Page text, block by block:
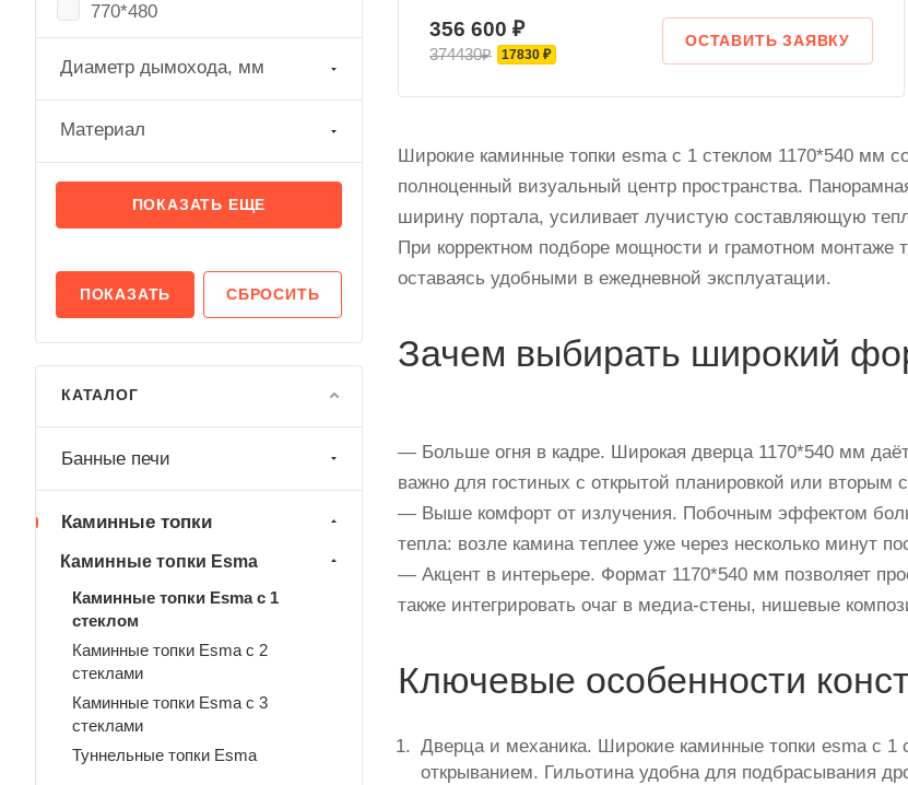
356 600 ₽
374430₽ 17830 ₽
ОСТАВИТЬ ЗАЯВКУ
Широкие каминные топки esma с 1 стеклом 1170*540 мм
полноценный визуальный центр пространства.
ширину портала, усиливает лучистую составляющую
При корректном подборе мощности и грамотном монтаже
оставаясь удобными в ежедневной эксплуатации.
Зачем выбирать широкий
— Больше огня в кадре. Широкая дверца 1170*540 мм
важно для гостиных с открытой планировкой или вторым
— Выше комфорт от излучения. Побочным эффектом
тепла: возле камина теплее уже через несколько минут
— Акцент в интерьере. Формат 1170*540 мм позволяет
также интегрировать очаг в медиа-стены, нишевые
Ключевые особенности
Дверца и механика. Широкие каминные топки esma с
открыванием. Гильотина удобна для подбрасывания
770*480
770*600
870*710
970*540
Диаметр дымохода, мм
Материал
ПОКАЗАТЬ ЕЩЕ
СБРОСИТЬ
КАТАЛОГ
Банные печи
Каминные топки
Каминные топки Esma
Каминные топки Esma с 1
стеклом
Каминные топки Esma с 2
стеклами
Каминные топки Esma с 3
стеклами
Туннельные топки Esma